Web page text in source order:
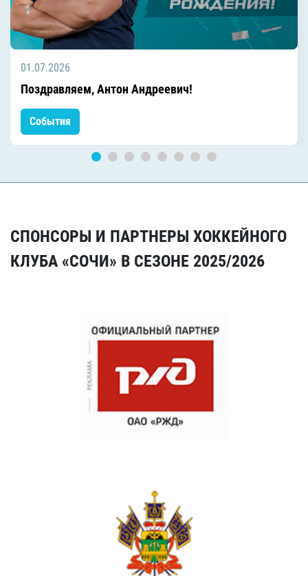
01.07.2026
Поздравляем, Антон Андреевич!
События
СПОНСОРЫ И ПАРТНЕРЫ ХОККЕЙНОГО
КЛУБА «СОЧИ» В СЕЗОНЕ 2025/2026